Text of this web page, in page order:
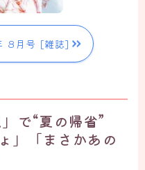
8月号 [雑誌]
で“夏の帰省”
」「まさかあの